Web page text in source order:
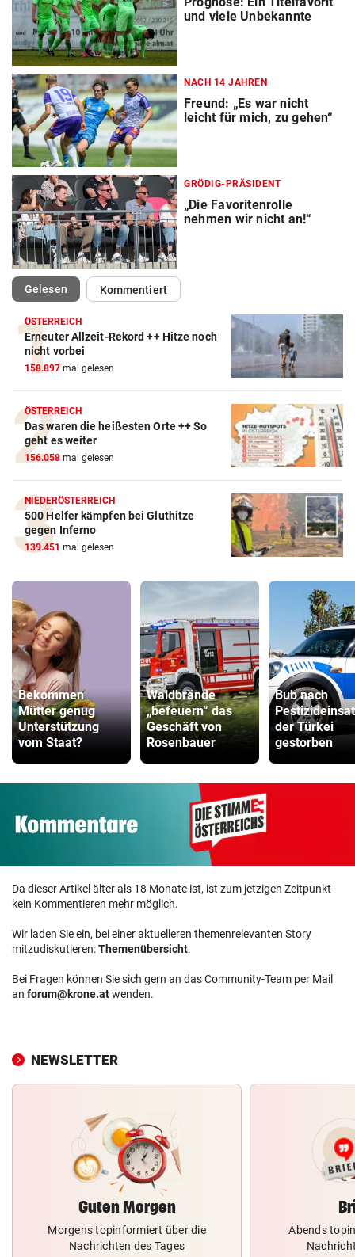
und viele Unbekannte
NACH 14 JAHREN
Freund: „Es war nicht
leicht für mich, zu gehen“
GRÖDIG-PRÄSIDENT
„Die Favoritenrolle
nehmen wir nicht an!“
Gelesen(ausgewählt)Kommentiert
ÖSTERREICH
Erneuter Allzeit-Rekord ++ Hitze noch
nicht vorbei
158.897 mal gelesen
ÖSTERREICH
Das waren die heißesten Orte ++ So
geht es weiter
156.058 mal gelesen
NIEDERÖSTERREICH
500 Helfer kämpfen bei Gluthitze
gegen Inferno
139.451 mal gelesen
Bekommen
Mütter genug
Unterstützung
vom Staat?
Waldbrände
„befeuern“ das
Geschäft von
Rosenbauer
Bub nach
der Türkei
gestorben
Da dieser Artikel älter als 18 Monate ist, ist zum jetzigen Zeitpunkt
kein Kommentieren mehr möglich.
Wir laden Sie ein, bei einer aktuelleren themenrelevanten Story
mitzudiskutieren:Themenübersicht.
Bei Fragen können Sie sich gern an das Community-Team per Mail
an forum@krone.atwenden.
NEWSLETTER
Guten Morgen
Morgens topinformiert über die
Nachrichten des Tages
Abends